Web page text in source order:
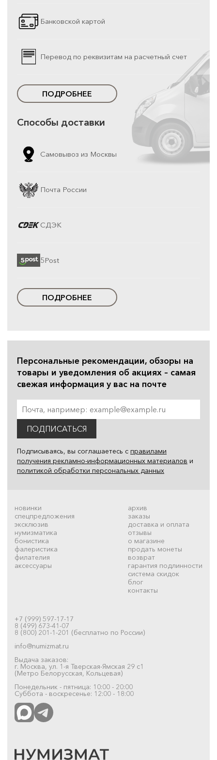
Банковской картой
Перевод по реквизитам на расчетный счет
ПОДРОБНЕЕ
Способы доставки
Самовывоз из Москвы
Почта России
СДЭК
5Post
ПОДРОБНЕЕ
Персональные рекомендации, обзоры на
товары и уведомления об акциях – самая
свежая информация у вас на почте
ПОДПИСАТЬСЯ
Подписываясь, вы соглашаетесь с правилами
получения рекламно-информационных материалов и
политикой обработки персональных данных
новинки
спецпредложения
эксклюзив
нумизматика
бонистика
фалеристика
филателия
аксессуары
архив
заказы
доставка и оплата
отзывы
о магазине
продать монеты
возврат
гарантия подлинности
система скидок
блог
контакты
+7 (999) 597-17-17
8 (499) 673-41-07
8 (800) 201-1-201 (бесплатно по России)
info@numizmat.ru
Выдача заказов:
г. Москва, ул. 1-я Тверская-Ямская 29 с1
(Метро Белорусская, Кольцевая)
Понедельник - пятница: 10:00 - 20:00
Суббота - воскресенье: 12:00 - 18:00